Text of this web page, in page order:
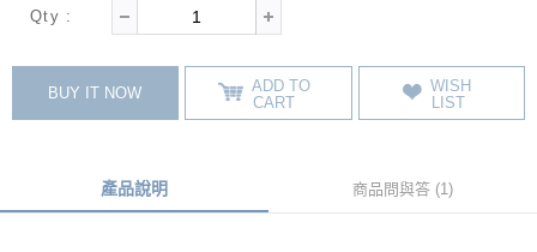
Qty :
BUY IT NOW
ADD TO
CART
WISH
LIST
產品說明 商品問與答 (1)